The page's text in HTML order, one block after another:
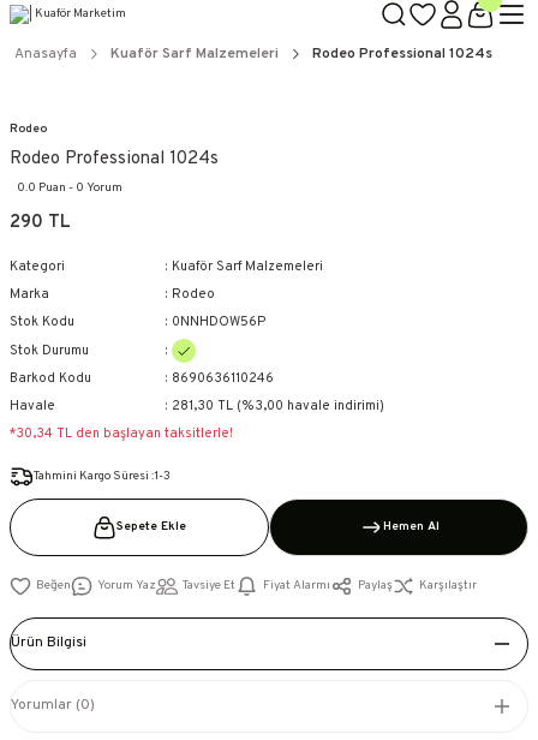
KAPIDA ÖDEME SEÇENEĞİ
Anasayfa Kuaför Sarf Malzemeleri Rodeo Professional 1024s
Rodeo
Rodeo Professional 1024s
0.0 Puan - 0 Yorum
290 TL
Kategori
Kuaför Sarf Malzemeleri
Marka
Rodeo
Stok Kodu
0NNHDOW56P
Stok Durumu
Barkod Kodu
8690636110246
Havale
281,30 TL (%3,00 havale indirimi)
*30,34 TL den başlayan taksitlerle!
Tahmini Kargo Süresi :1-3
Sepete Ekle Hemen Al
Yorum Yaz Tavsiye Et Fiyat Alarmı Paylaş Karşılaştır
Ürün Bilgisi
Yorumlar (0)